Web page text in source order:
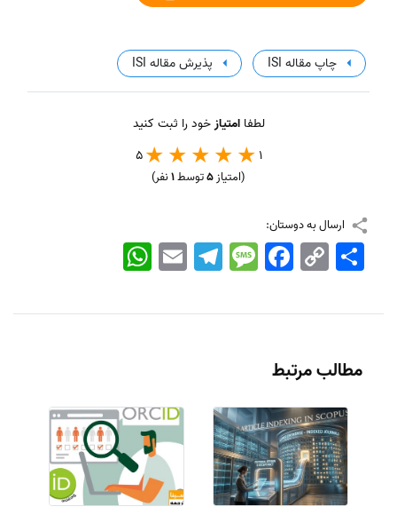
چاپ مقاله ISI پذیرش مقاله ISI
لطفاامتیازخود را ثبت کنید
1
5
(امتیاز5توسط1نفر)
ارسال به دوستان:
WhatsApp EmailTelegramMessageFacebook Copy
Link
اشتراک
مطالب مرتبط